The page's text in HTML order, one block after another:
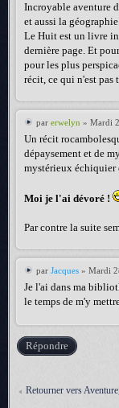
Incroyable aventure
et aussi la
Le Huit est un livre
dernière page. Et
pour les plus
récit, ce qui n'est pas
par erwelyn » Mardi
Un récit
dépaysement et de
mystérieux échiquier
Moi je l'ai dévoré !
Par contre la suite
par Jacques » Mardi
Je l'ai dans ma
le temps de m'y
Répondre
Retourner vers